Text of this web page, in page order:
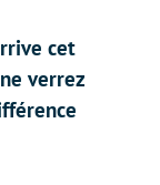
cet
verrez